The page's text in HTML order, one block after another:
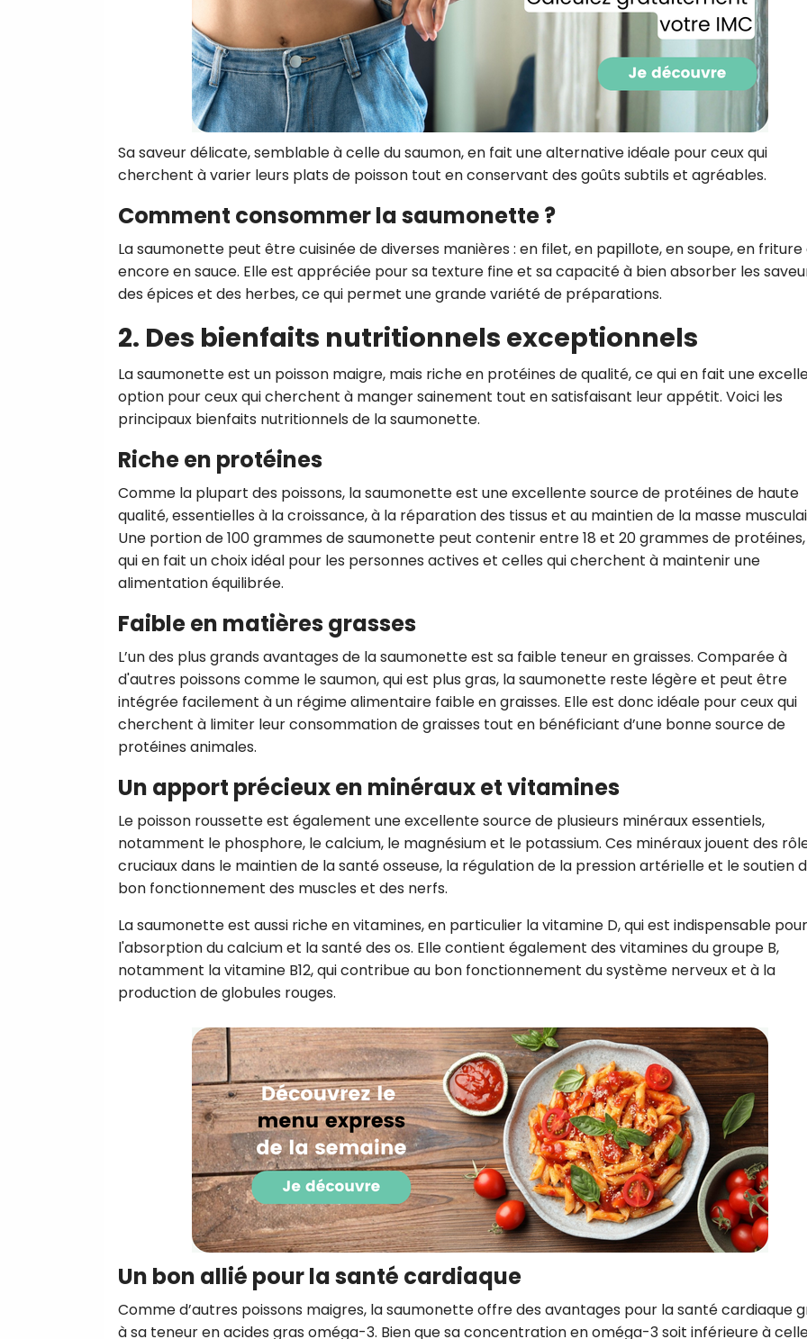
Sa saveur délicate, semblable à celle du saumon, en fait une alternative idéale pour ceux qui
cherchent à varier leurs plats de poisson tout en conservant des goûts subtils et agréables.
Comment consommer la saumonette ?
La saumonette peut être cuisinée de diverses manières : en filet, en papillote, en soupe, en friture
encore en sauce. Elle est appréciée pour sa texture fine et sa capacité à bien absorber les
des épices et des herbes, ce qui permet une grande variété de préparations.
2. Des bienfaits nutritionnels exceptionnels
La saumonette est un poisson maigre, mais riche en protéines de qualité, ce qui en fait une
option pour ceux qui cherchent à manger sainement tout en satisfaisant leur appétit. Voici les
principaux bienfaits nutritionnels de la saumonette.
Riche en protéines
Comme la plupart des poissons, la saumonette est une excellente source de protéines de haute
qualité, essentielles à la croissance, à la réparation des tissus et au maintien de la masse
Une portion de 100 grammes de saumonette peut contenir entre 18 et 20 grammes de
qui en fait un choix idéal pour les personnes actives et celles qui cherchent à maintenir une
alimentation équilibrée.
Faible en matières grasses
L’un des plus grands avantages de la saumonette est sa faible teneur en graisses. Comparée à
d'autres poissons comme le saumon, qui est plus gras, la saumonette reste légère et peut être
intégrée facilement à un régime alimentaire faible en graisses. Elle est donc idéale pour ceux qui
cherchent à limiter leur consommation de graisses tout en bénéficiant d’une bonne source de
protéines animales.
Un apport précieux en minéraux et vitamines
Le poisson roussette est également une excellente source de plusieurs minéraux essentiels,
notamment le phosphore, le calcium, le magnésium et le potassium. Ces minéraux jouent des
cruciaux dans le maintien de la santé osseuse, la régulation de la pression artérielle et le soutien
bon fonctionnement des muscles et des nerfs.
La saumonette est aussi riche en vitamines, en particulier la vitamine D, qui est indispensable pour
l'absorption du calcium et la santé des os. Elle contient également des vitamines du groupe B,
notamment la vitamine B12, qui contribue au bon fonctionnement du système nerveux et à la
production de globules rouges.
Un bon allié pour la santé cardiaque
Comme d’autres poissons maigres, la saumonette offre des avantages pour la santé cardiaque
à sa teneur en acides gras oméga-3. Bien que sa concentration en oméga-3 soit inférieure à
Votre adresse email sera utilisée par Digital Prisma
envoyer votre newsletter contenant des offres
personnalisées. Vous pourrez vous désinscrire en
désabonnement intégré dans la newsletter. Pour en
exercer vos droits, prenez connaissance de notre
Confidentialité.